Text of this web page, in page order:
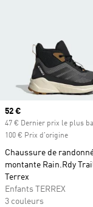
Prix actuel
52 €
47 € Dernier prix le plus
100 € Prix d'origine
Chaussure de
montante Rain.Rdy
Terrex
Enfants TERREX
3 couleurs